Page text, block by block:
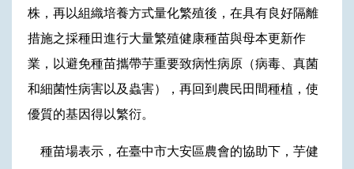
株，再以組織培養方式量化繁殖後，在具有良好隔離
措施之採種田進行大量繁殖健康種苗與母本更新作
業，以避免種苗攜帶芋重要致病性病原（病毒、真菌
和細菌性病害以及蟲害），再回到農民田間種植，使
優質的基因得以繁衍。
種苗場表示，在臺中市大安區農會的協助下，芋健